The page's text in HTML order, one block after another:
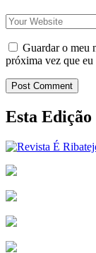
Guardar o meu
próxima vez que eu
Post Comment
Esta Edição